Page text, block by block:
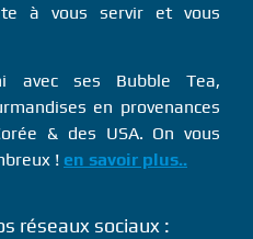
à vous servir et vous
avec ses Bubble Tea,
en provenances
& des USA. On vous
! en savoir plus..
réseaux sociaux :